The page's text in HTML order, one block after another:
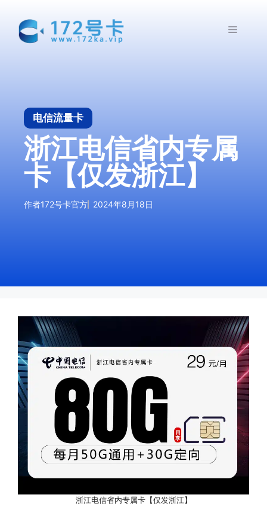
菜
电信流量卡
浙江电信省内专属
卡【仅发浙江】
作者172号卡官方 2024年8月18日
浙江电信省内专属卡【仅发浙江】